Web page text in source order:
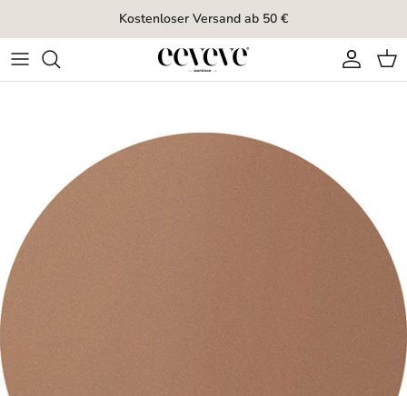
Kostenloser Versand ab 50 €
Konto